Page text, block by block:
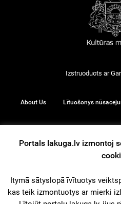
Izstruoduots ar
About Us Lītuošonys
© 2026
iz
Portals lakuga.lv izmontoj
Itymā sātyslopā īvītuotys
kas teik izmontuotys ar mierki